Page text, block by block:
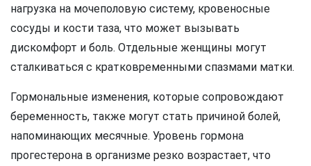
нагрузка на мочеполовую систему, кровеносные
сосуды и кости таза, что может вызывать
дискомфорт и боль. Отдельные женщины могут
сталкиваться с кратковременными спазмами матки.
Гормональные изменения, которые сопровождают
беременность, также могут стать причиной болей,
напоминающих месячные. Уровень гормона
прогестерона в организме резко возрастает, что